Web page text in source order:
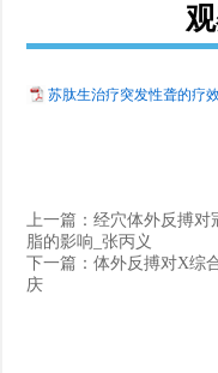
苏肽生治疗突发性聋的疗
上一篇：经穴体外反搏对
脂的影响_张丙义
下一篇：体外反搏对X综
庆